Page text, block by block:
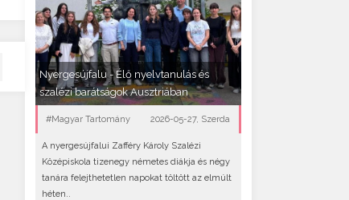
Nyergesújfalu - Élő nyelvtanulás és
szalézi barátságok Ausztriában
#Magyar Tartomány 2026-05-27, Szerda
A nyergesújfalui Zafféry Károly Szalézi
Középiskola tizenegy németes diákja és négy
tanára felejthetetlen napokat töltött az elmúlt
héten..